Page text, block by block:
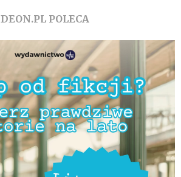
DEON.PL POLECA